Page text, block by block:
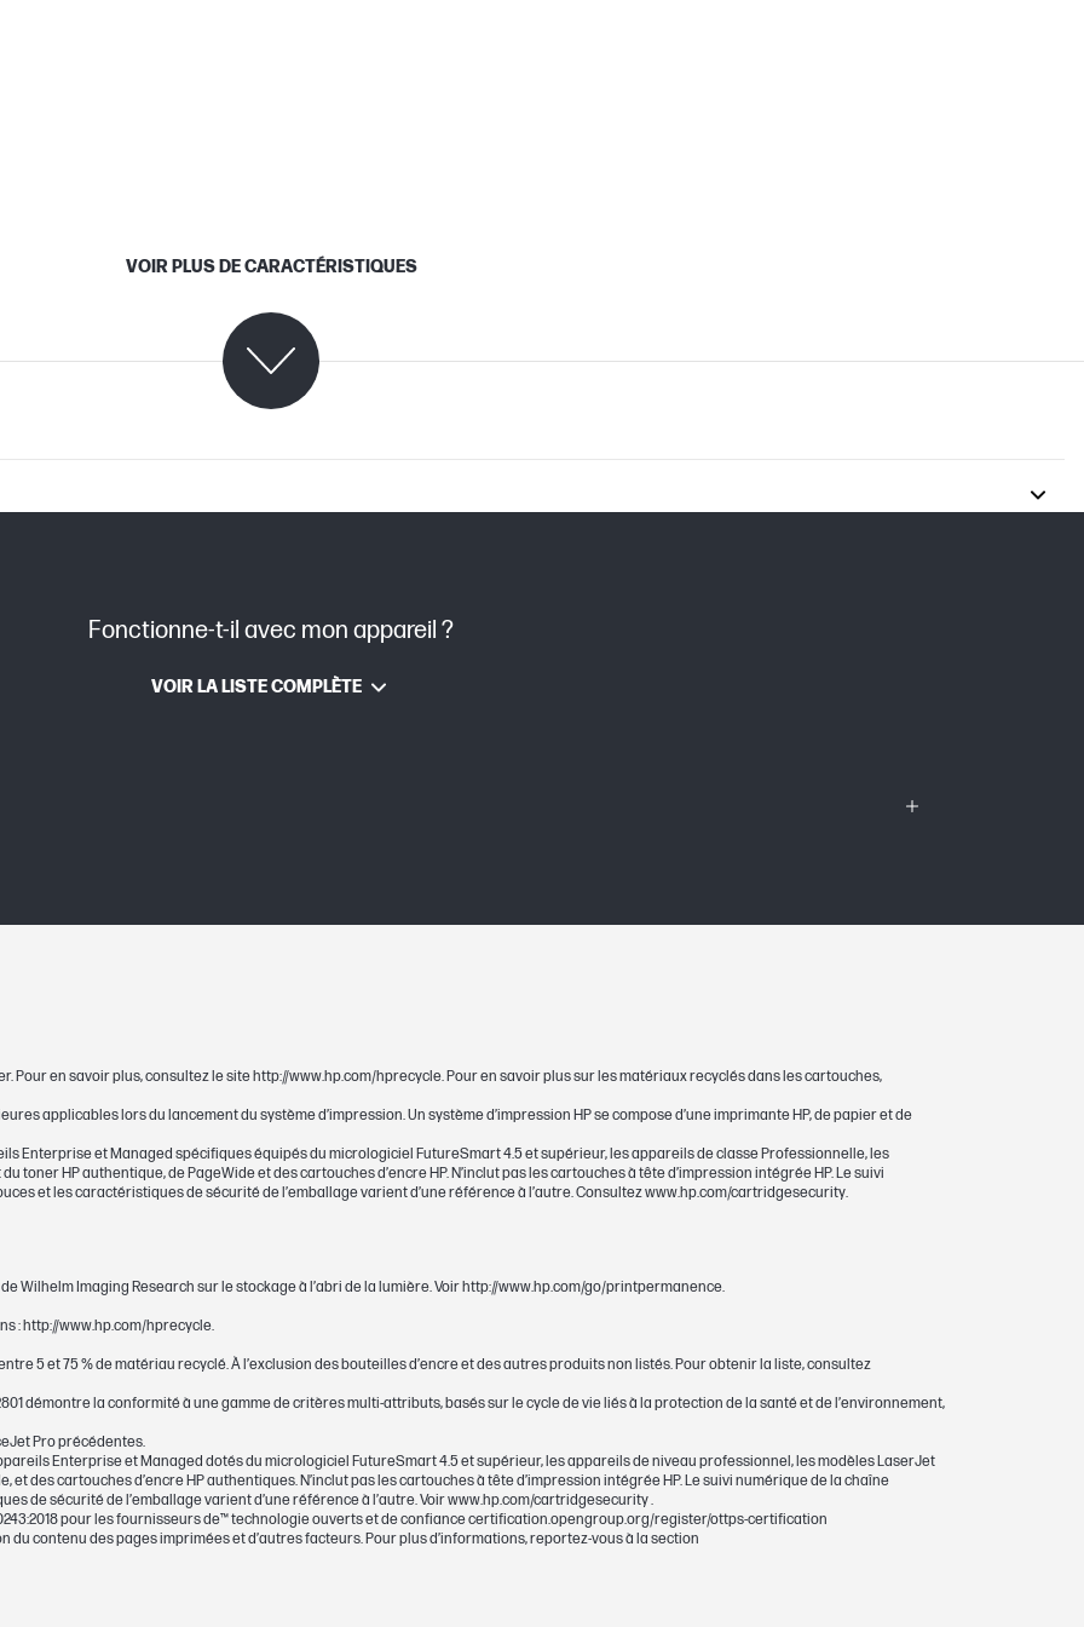
VOIR PLUS DE CARACTÉRISTIQUES
C08778655 (PDF)
Jet d’encre thermique HP
Les cartouches d'encre et les têtes d'impression HP sont garanties sans défaut de
~400 pages
5,5 ml
924
Fonctionne-t-il avec mon appareil ?
VOIR LA LISTE COMPLÈTE
Pour en savoir plus, consultez le site http://www.hp.com/hprecycle. Pour en savoir plus sur les matériaux recyclés dans les cartouches,
applicables lors du lancement du système d’impression. Un système d’impression HP se compose d’une imprimante HP, de papier et de
Enterprise et Managed spécifiques équipés du micrologiciel FutureSmart 4.5 et supérieur, les appareils de classe Professionnelle, les
toner HP authentique, de PageWide et des cartouches d’encre HP. N’inclut pas les cartouches à tête d’impression intégrée HP. Le suivi
et les caractéristiques de sécurité de l’emballage varient d’une référence à l’autre. Consultez www.hp.com/cartridgesecurity.
Wilhelm Imaging Research sur le stockage à l’abri de la lumière. Voir http://www.hp.com/go/printpermanence.
: http://www.hp.com/hprecycle.
5 et 75 % de matériau recyclé. À l’exclusion des bouteilles d’encre et des autres produits non listés. Pour obtenir la liste, consultez
démontre la conformité à une gamme de critères multi-attributs, basés sur le cycle de vie liés à la protection de la santé et de l’environnement,
Pro précédentes.
Enterprise et Managed dotés du micrologiciel FutureSmart 4.5 et supérieur, les appareils de niveau professionnel, les modèles LaserJet
des cartouches d’encre HP authentiques. N’inclut pas les cartouches à tête d’impression intégrée HP. Le suivi numérique de la chaîne
de sécurité de l’emballage varient d’une référence à l’autre. Voir www.hp.com/cartridgesecurity .
pour les fournisseurs de™ technologie ouverts et de confiance certification.opengroup.org/register/ottps-certification
contenu des pages imprimées et d’autres facteurs. Pour plus d’informations, reportez-vous à la section